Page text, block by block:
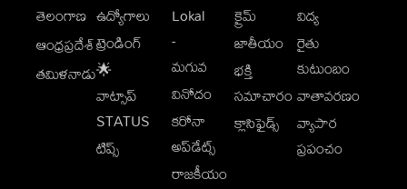
తెలంగాణ
ఆంధ్రప్రదేశ్
తమిళనాడు
ఉద్యోగాలు
ట్రెండింగ్
🌟
వాట్సాప్
STATUS
టిప్స్
Lokal
-
మగువ
వినోదం
కరోనా
అప్‌డేట్స్
రాజకీయం
క్రైమ్
జాతీయం
భక్తి
సమాచారం
క్లాసిఫైడ్స్
విద్య
రైతు
కుటుంబం
వాతావరణం
వ్యాపార
ప్రపంచం